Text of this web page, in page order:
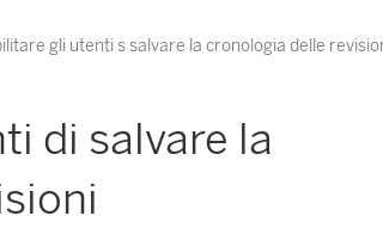
gli utenti s salvare la cronologia delle
di salvare la